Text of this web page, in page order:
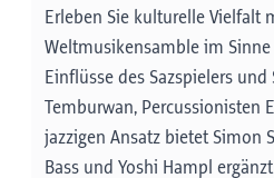
„Belle nuit, ô nuit
stimmungsvolle
Erleben Sie kulturelle Vielfalt
Weltmusikensamble im
Einflüsse des Sazspielers und
Temburwan, Percussionisten
jazzigen Ansatz bietet Simon
Bass und Yoshi Hampl